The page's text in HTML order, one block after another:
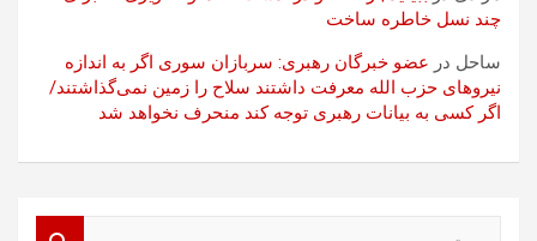
چند نسل خاطره ساخت
ساحل در عضو خبرگان رهبری: سربازان سوری اگر به اندازه
نیروهای حزب الله معرفت داشتند سلاح را زمین نمی‌گذاشتند/
اگر کسی به بیانات رهبری توجه کند منحرف نخواهد شد